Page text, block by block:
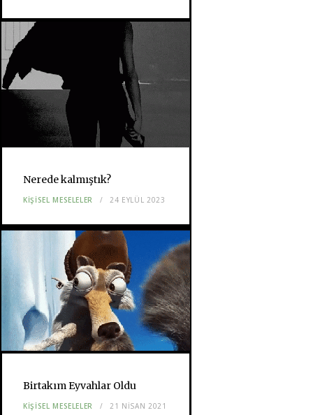
Nerede kalmıştık?
KIŞISEL MESELELER 24 EYLÜL 2023
Birtakım Eyvahlar Oldu
KIŞISEL MESELELER 21 NISAN 2021